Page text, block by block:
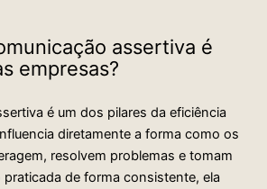
assertiva é
empresas?
é um dos pilares da eficiência
diretamente a forma como os
resolvem problemas e tomam
de forma consistente, ela